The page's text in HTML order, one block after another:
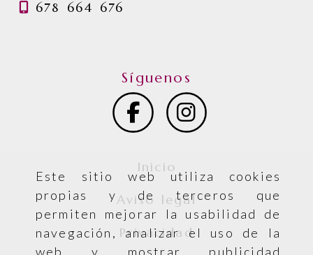
Este sitio web utiliza cookies
propias y de terceros que
permiten mejorar la usabilidad de
navegación, analizar el uso de la
web y mostrar publicidad
678 664 676
Síguenos
Inicio
Aviso legal
Privacidad